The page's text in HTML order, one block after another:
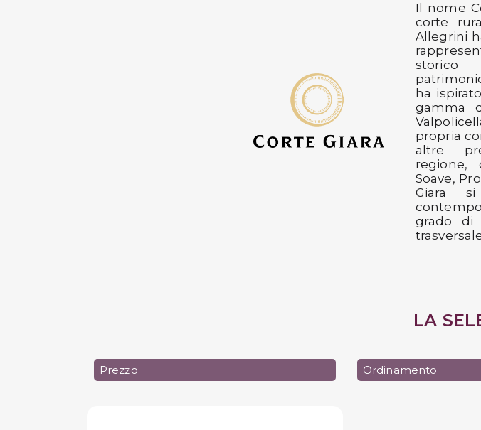
Il nome
corte
Allegrini
storico
ha
gamma
propria
altre
regione,
Soave,
Giara
grado di
LA
Prezzo Ordinamento